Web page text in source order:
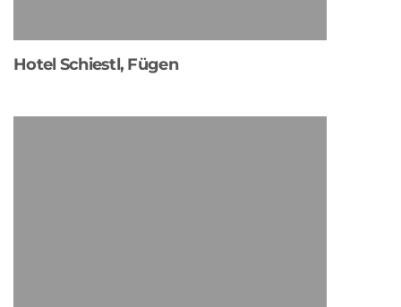
Hotel Schiestl, Fügen